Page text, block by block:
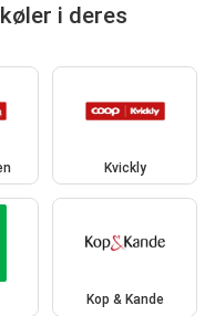
i deres
Kvickly
Kop & Kande